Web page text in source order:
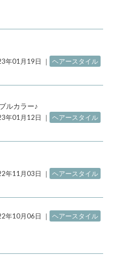
年01月19日 ｜ ヘアースタイル
ルカラー♪
年01月12日 ｜ ヘアースタイル
年11月03日 ｜ ヘアースタイル
年10月06日 ｜ ヘアースタイル